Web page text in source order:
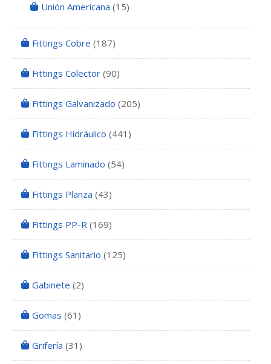
Unión Americana (15)
Fittings Cobre (187)
Fittings Colector (90)
Fittings Galvanizado (205)
Fittings Hidráulico (441)
Fittings Laminado (54)
Fittings Planza (43)
Fittings PP-R (169)
Fittings Sanitario (125)
Gabinete (2)
Gomas (61)
Grifería (31)